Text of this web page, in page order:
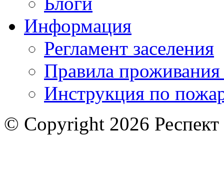
Информация
Регламент заселения
Правила
Инструкция по
© Copyright 2026 Респект